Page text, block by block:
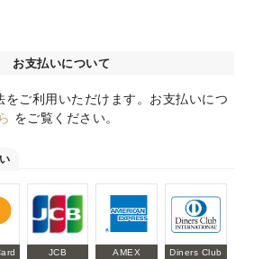
お支払いについて
をご利用いただけます。お支払いにつ
をご覧ください。
JCB AMEX Diners Club